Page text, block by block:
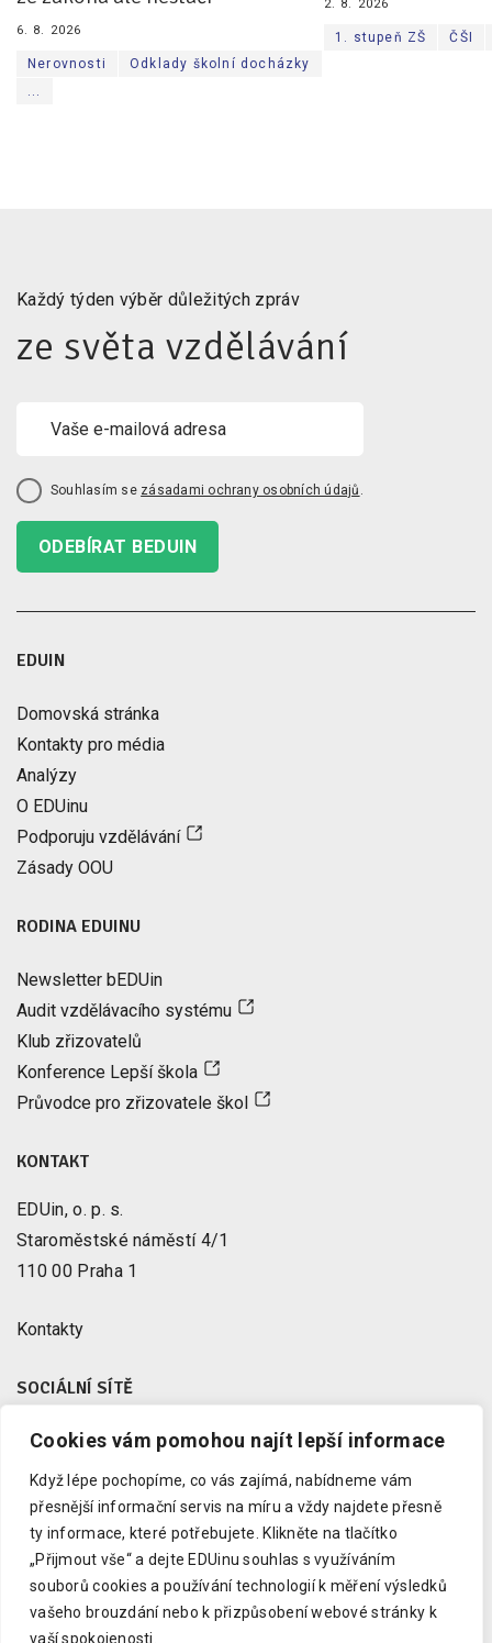
Cookies vám pomohou najít lepší informace
Když lépe pochopíme, co vás zajímá, nabídneme vám
přesnější informační servis na míru a vždy najdete přesně
ty informace, které potřebujete.
Klikněte na tlačítko
„Přijmout vše“ a dejte EDUinu souhlas s využíváním
souborů cookies a používání technologií k měření výsledků
vašeho brouzdání nebo k přizpůsobení webové stránky k
vaší spokojenosti.
6. 8. 2026
Nerovnosti
Odklady školní docházky
...
2. 8. 2026
1. stupeň ZŠ ČŠI
Každý týden výběr důležitých zpráv
ze světa vzdělávání
Souhlasím se zásadami ochrany osobních údajů .
ODEBÍRAT BEDUIN
EDUIN
Domovská stránka
Kontakty pro média
Analýzy
O EDUinu
Podporuju vzdělávání
Zásady OOU
RODINA EDUINU
Newsletter bEDUin
Audit vzdělávacího systému
Klub zřizovatelů
Konference Lepší škola
Průvodce pro zřizovatele škol
KONTAKT
EDUin, o. p. s.
Staroměstské náměstí 4/1
110 00 Praha 1
Kontakty
SOCIÁLNÍ SÍTĚ
Facebook
Instagram
Youtube
LinkedIn